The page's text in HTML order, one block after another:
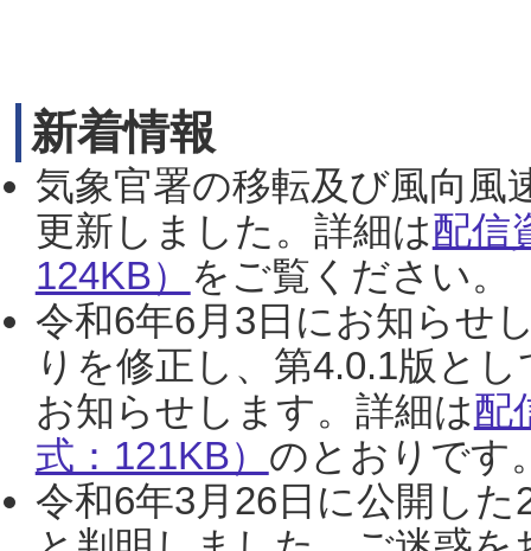
新着情報
気象官署の移転及び風向風
更新しました。詳細は配信
124KB） をご覧ください。
令和6年6月3日にお知らせ
りを修正し、第4.0.1版と
お知らせします。詳細は配
式：121KB） のとおりです
令和6年3月26日に公開し